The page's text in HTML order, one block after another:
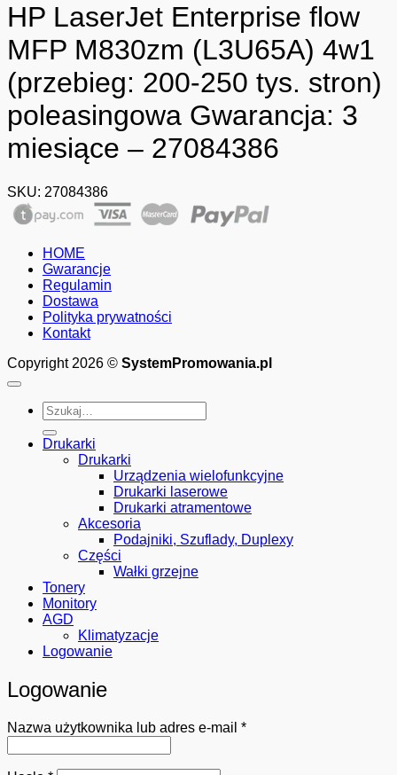
HP LaserJet Enterprise flow
MFP M830zm (L3U65A) 4w1
(przebieg: 200-250 tys. stron)
poleasingowa Gwarancja: 3
miesiące – 27084386
SKU: 27084386
HOME
Gwarancje
Regulamin
Dostawa
Polityka prywatności
Kontakt
Copyright 2026 © SystemPromowania.pl
Szukaj:
Drukarki
Drukarki
Urządzenia wielofunkcyjne
Drukarki laserowe
Drukarki atramentowe
Akcesoria
Podajniki, Szuflady, Duplexy
Części
Wałki grzejne
Tonery
Monitory
AGD
Klimatyzacje
Logowanie
Logowanie
Nazwa użytkownika lub adres e-mail *Wymagane